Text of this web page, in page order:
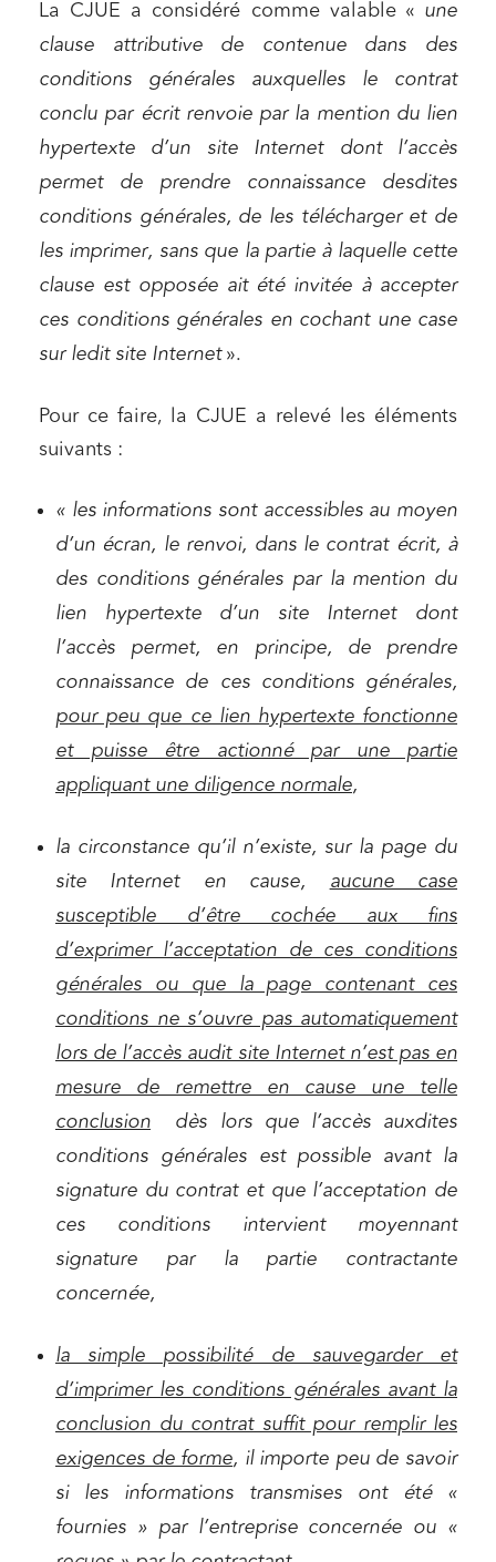
La CJUE a considéré comme valable « une
clause attributive de contenue dans des
conditions générales auxquelles le contrat
conclu par écrit renvoie par la mention du lien
hypertexte d’un site Internet dont l’accès
permet de prendre connaissance desdites
conditions générales, de les télécharger et de
les imprimer, sans que la partie à laquelle cette
clause est opposée ait été invitée à accepter
ces conditions générales en cochant une case
sur ledit site Internet».
Pour ce faire, la CJUE a relevé les éléments
suivants :
« les informations sont accessibles au moyen
d’un écran, le renvoi, dans le contrat écrit, à
des conditions générales par la mention du
lien hypertexte d’un site Internet dont
l’accès permet, en principe, de prendre
connaissance de ces conditions générales,
pour peu que ce lien hypertexte fonctionne
et puisse être actionné par une partie
appliquant une diligence normale,
la circonstance qu’il n’existe, sur la page du
site Internet en cause, aucune case
susceptible d’être cochée aux fins
d’exprimer l’acceptation de ces conditions
générales ou que la page contenant ces
conditions ne s’ouvre pas automatiquement
lors de l’accès audit site Internet n’est pas en
mesure de remettre en cause une telle
conclusion dès lors que l’accès auxdites
conditions générales est possible avant la
signature du contrat et que l’acceptation de
ces conditions intervient moyennant
signature par la partie contractante
concernée,
la simple possibilité de sauvegarder et
d’imprimer les conditions générales avant la
conclusion du contrat suffit pour remplir les
exigences de forme, il importe peu de savoir
si les informations transmises ont été «
fournies » par l’entreprise concernée ou «